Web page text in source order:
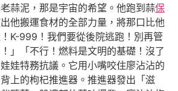
蒜泥，那是宇宙的希望。他跑到蒜保
他搬運食材的全部力量，將那口比他
K-999！我們要從後院逃跑！別再管
」「不行！燃料是文明的基礎！沒了
娃特務抗議。它用小嘴咬住廖沾沾的
上的枸杞推進器。推進器發出「滋